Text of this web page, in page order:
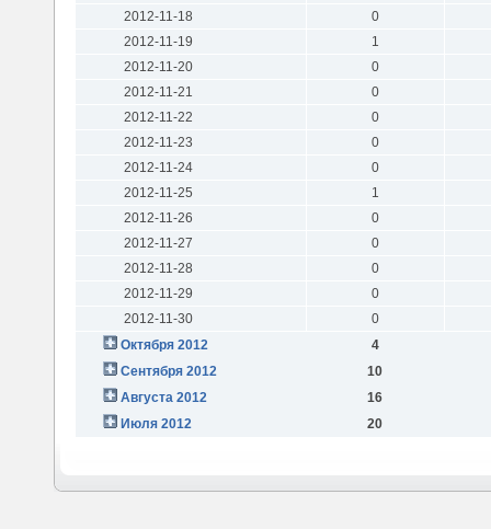
2012-11-18
0
2012-11-19
1
2012-11-20
0
2012-11-21
0
2012-11-22
0
2012-11-23
0
2012-11-24
0
2012-11-25
1
2012-11-26
0
2012-11-27
0
2012-11-28
0
2012-11-29
0
2012-11-30
0
Октября 2012
4
Сентября 2012
10
Августа 2012
16
Июля 2012
20